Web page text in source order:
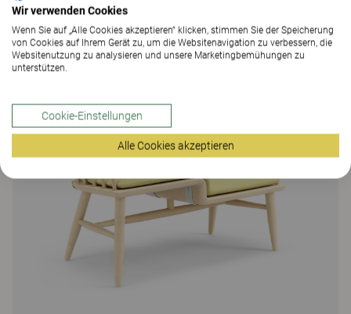
Wir verwenden Cookies
Wenn Sie auf „Alle Cookies akzeptieren“ klicken, stimmen Sie der Speicherung
von Cookies auf Ihrem Gerät zu, um die Websitenavigation zu verbessern, die
Websitenutzung zu analysieren und unsere Marketingbemühungen zu
unterstützen.
Cookie-Einstellungen
Alle Cookies akzeptieren